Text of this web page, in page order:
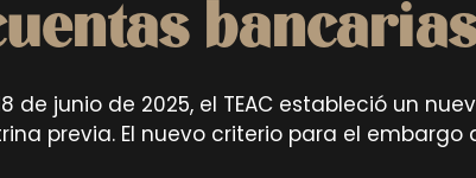
de junio de 2025, el TEAC estableció un
previa. El nuevo criterio para el embargo